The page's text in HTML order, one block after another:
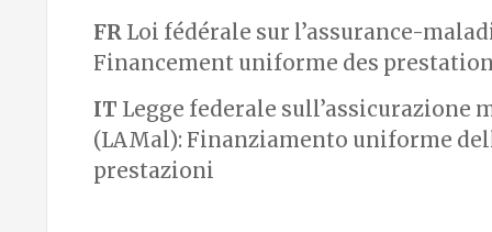
FR Loi fédérale sur l’assurance-
Financement uniforme des
IT Legge federale sull’assicurazione
(LAMal): Finanziamento uniforme
prestazioni